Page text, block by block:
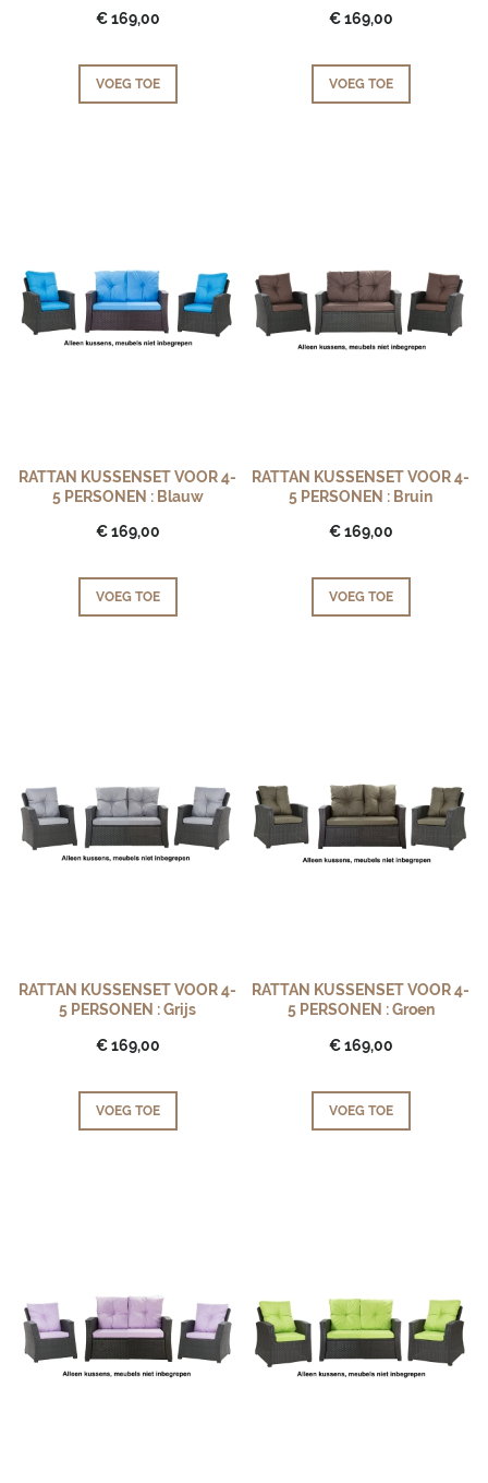
€ 169,00
VOEG TOE
€ 169,00
VOEG TOE
RATTAN KUSSENSET VOOR 4-
5 PERSONEN : Blauw
€ 169,00
VOEG TOE
RATTAN KUSSENSET VOOR 4-
5 PERSONEN : Bruin
€ 169,00
VOEG TOE
RATTAN KUSSENSET VOOR 4-
5 PERSONEN : Grijs
€ 169,00
VOEG TOE
RATTAN KUSSENSET VOOR 4-
5 PERSONEN : Groen
€ 169,00
VOEG TOE